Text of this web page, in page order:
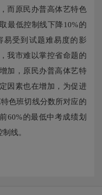
而原民办普高体艺特色
最低控制线下降10%的
易受到试题难易度的影
我市难以掌控省命题的
加，原民办普高体艺特
因素也在增加，为促进
色班切线分数所对应的
60%的最低中考成绩划
线。